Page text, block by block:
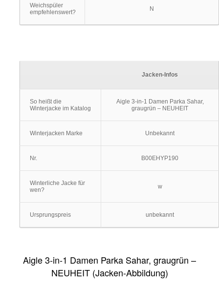
Weichspüler
empfehlenswert?
N
Jacken-Infos
So heißt die
Winterjacke im Katalog
Aigle 3-in-1 Damen Parka Sahar,
graugrün – NEUHEIT
Winterjacken Marke Unbekannt
Nr. B00EHYP190
Winterliche Jacke für
wen?
w
Ursprungspreis unbekannt
Aigle 3-in-1 Damen Parka Sahar, graugrün –
NEUHEIT (Jacken-Abbildung)